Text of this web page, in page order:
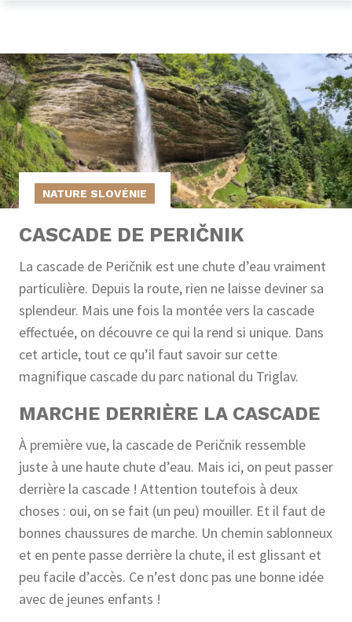
NATURE SLOVÉNIE
CASCADE DE PERIČNIK
La cascade de Peričnik est une chute d’eau vraiment
particulière. Depuis la route, rien ne laisse deviner sa
splendeur. Mais une fois la montée vers la cascade
effectuée, on découvre ce qui la rend si unique. Dans
cet article, tout ce qu’il faut savoir sur cette
magnifique cascade du parc national du Triglav.
MARCHE DERRIÈRE LA CASCADE
À première vue, la cascade de Peričnik ressemble
juste à une haute chute d’eau. Mais ici, on peut passer
derrière la cascade ! Attention toutefois à deux
choses : oui, on se fait (un peu) mouiller. Et il faut de
bonnes chaussures de marche. Un chemin sablonneux
et en pente passe derrière la chute, il est glissant et
peu facile d’accès. Ce n’est donc pas une bonne idée
avec de jeunes enfants !